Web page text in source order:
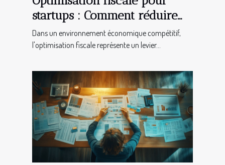
startups : Comment réduire
légalement vos charges ?
Dans un environnement économique compétitif,
l'optimisation fiscale représente un levier...